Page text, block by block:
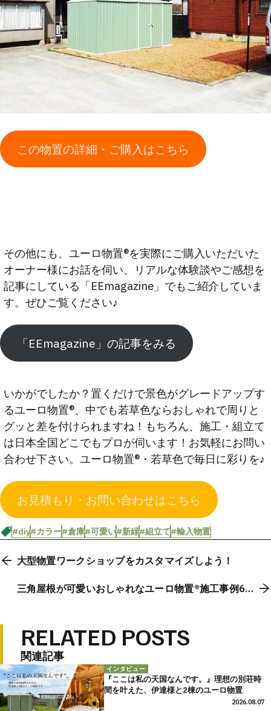
この物置の詳細・ご購入はこちら
その他にも、ユーロ物置®️を実際にご購入いただいた
オーナー様にお話を伺い、リアルな体験談やご感想を
記事にしている「EEmagazine」でもご紹介していま
す。ぜひご覧ください♪
「EEmagazine」の記事をみる
いかがでしたか？置くだけで景色がグレードアップす
るユーロ物置®、中でも若草色ならおしゃれで周りと
グッと差を付けられますね！もちろん、施工・組立て
は日本全国どこでもプロが伺います！お気軽にお問い
合わせ下さい。ユーロ物置®️・若草色で毎日に彩りを♪
お見積もり・お問い合わせはこちら
#diy#カラー#倉庫#可愛い#新緑#組立て#輸入物置
大型物置ワークショップをカスタマイズしよう！
三角屋根が可愛いおしゃれなユーロ物置®︎施工事例6
RELATED POSTS
関連記事
インタビュー
『ここは私の天国なんです。』理想の別荘時
間を叶えた、伊達様と2棟のユーロ物置
2026.08.07